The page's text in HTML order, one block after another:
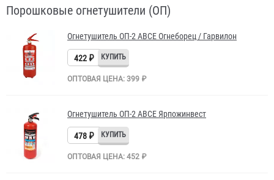
Порошковые огнетушители (ОП)
Огнетушитель ОП-2 АВСЕ Огнеборец / Гарвилон
422 ₽
ОПТОВАЯ ЦЕНА: 399 ₽
Огнетушитель ОП-2 АВСЕ Ярпожинвест
478 ₽
ОПТОВАЯ ЦЕНА: 452 ₽